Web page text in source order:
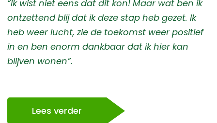
“Ik wist niet eens dat dit kon! Maar wat ben ik
ontzettend blij dat ik deze stap heb gezet. Ik
heb weer lucht, zie de toekomst weer positief
in en ben enorm dankbaar dat ik hier kan
blijven wonen”.
Lees verder